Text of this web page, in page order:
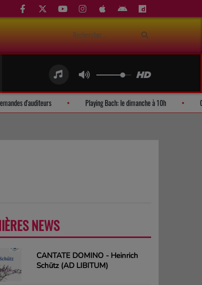
Demandes d'auditeurs Playing Bach: le dimanche à
NEWS
CANTATE DOMINO - Heinrich
Schütz (AD LIBITUM)